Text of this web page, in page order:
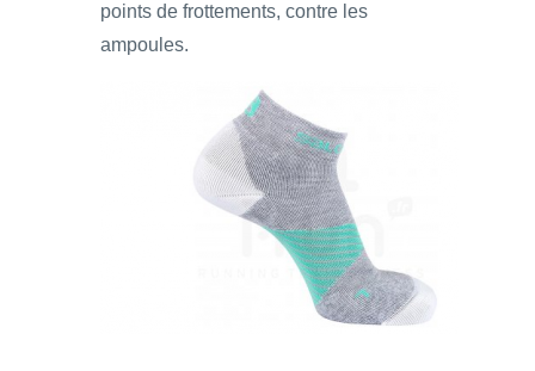
points de frottements, contre les
ampoules.